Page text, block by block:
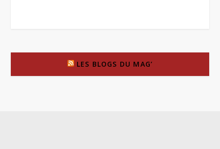
LES BLOGS DU MAG’